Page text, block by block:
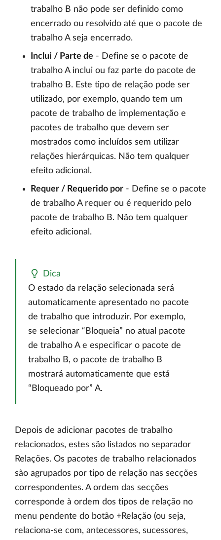
trabalho B não pode ser definido como
encerrado ou resolvido até que o pacote de
trabalho A seja encerrado.
Inclui / Parte de - Define se o pacote de
trabalho A inclui ou faz parte do pacote de
trabalho B. Este tipo de relação pode ser
utilizado, por exemplo, quando tem um
pacote de trabalho de implementação e
pacotes de trabalho que devem ser
mostrados como incluídos sem utilizar
relações hierárquicas. Não tem qualquer
efeito adicional.
Requer / Requerido por - Define se o pacote
de trabalho A requer ou é requerido pelo
pacote de trabalho B. Não tem qualquer
efeito adicional.
Dica
O estado da relação selecionada será
automaticamente apresentado no pacote
de trabalho que introduzir. Por exemplo,
se selecionar “Bloqueia” no atual pacote
de trabalho A e especificar o pacote de
trabalho B, o pacote de trabalho B
mostrará automaticamente que está
“Bloqueado por” A.
Depois de adicionar pacotes de trabalho
relacionados, estes são listados no separador
Relações. Os pacotes de trabalho relacionados
são agrupados por tipo de relação nas secções
correspondentes. A ordem das secções
corresponde à ordem dos tipos de relação no
menu pendente do botão +Relação (ou seja,
relaciona-se com, antecessores, sucessores,